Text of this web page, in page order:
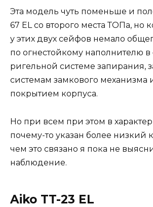
Эта модель чуть поменьше и
67 EL со второго места ТОПа, но
у этих двух сейфов немало
по огнестойкому наполнителю в
ригельной системе запирания,
системам замкового
покрытием корпуса.
Но при всем при этом в
почему-то указан более низкий
чем это связано я пока не
наблюдение.
Aiko TT-23 EL